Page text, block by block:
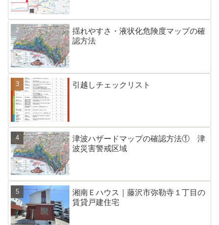
揺れやすさ・液状化危険度マップの確
認方法
引越しチェックリスト
津波ハザードマップの確認方法① 津
波災害警戒区域
湘南Ｅハウス｜藤沢市弥勒寺１丁目の
賃貸戸建住宅